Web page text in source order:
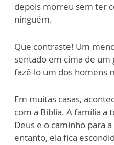
depois morreu sem ter
ninguém.
Que contraste! Um
sentado em cima de um
fazê-lo um dos homens
Em muitas casas,
com a Bíblia. A família a
Deus e o caminho para
entanto, ela fica